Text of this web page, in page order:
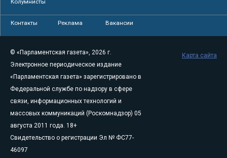
Колумнисты
Контакты Реклама Вакансии
© «Парламентская газета», 2026 г.
Электронное периодическое издание
«Парламентская газета» зарегистрировано в
Федеральной службе по надзору в сфере
связи, информационных технологий и
массовых коммуникаций (Роскомнадзор) 05
августа 2011 года. 18+
Свидетельство о регистрации Эл № ФС77-
46097
Карта сайта